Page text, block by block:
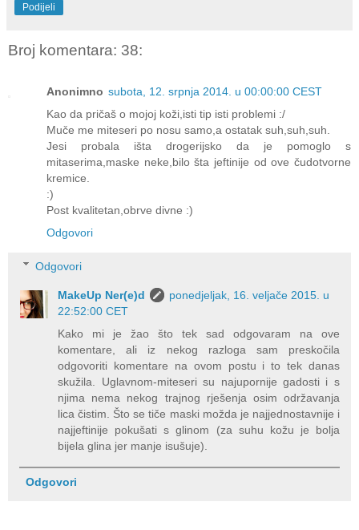
Podijeli
Broj komentara: 38:
Anonimno subota, 12. srpnja 2014. u 00:00:00 CEST
Kao da pričaš o mojoj koži,isti tip isti problemi :/
Muče me miteseri po nosu samo,a ostatak suh,suh,suh.
Jesi probala išta drogerijsko da je pomoglo s
mitaserima,maske neke,bilo šta jeftinije od ove čudotvorne
kremice.
:)
Post kvalitetan,obrve divne :)
Odgovori
Odgovori
MakeUp Ner(e)d
ponedjeljak, 16. veljače 2015. u
22:52:00 CET
Kako mi je žao što tek sad odgovaram na ove
komentare, ali iz nekog razloga sam preskočila
odgovoriti komentare na ovom postu i to tek danas
skužila. Uglavnom-miteseri su najupornije gadosti i s
njima nema nekog trajnog rješenja osim održavanja
lica čistim. Što se tiče maski možda je najjednostavnije i
najjeftinije pokušati s glinom (za suhu kožu je bolja
bijela glina jer manje isušuje).
Odgovori